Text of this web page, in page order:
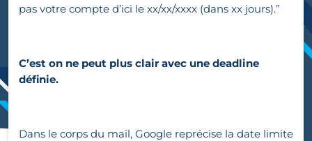
pas votre compte d’ici le xx/xx/xxxx (dans xx jours).”
C’est on ne peut plus clair avec une deadline
définie.
Dans le corps du mail, Google reprécise la date limite